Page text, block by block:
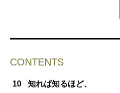
CONTENTS
10 知れば知るほど、